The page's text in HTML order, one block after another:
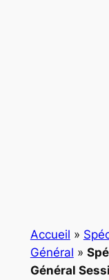
Accueil »
Général »
Général